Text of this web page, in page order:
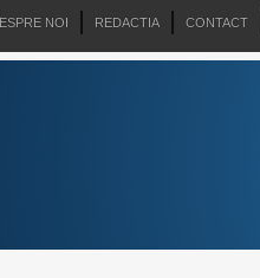
NOI REDACTIA CONTACT